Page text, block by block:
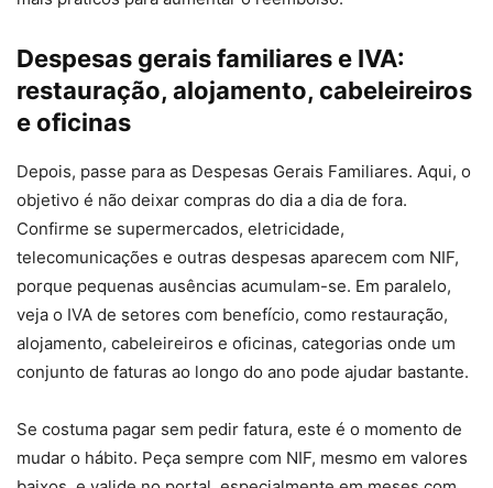
Despesas gerais familiares e IVA:
restauração, alojamento, cabeleireiros
e oficinas
Depois, passe para as Despesas Gerais Familiares. Aqui, o
objetivo é não deixar compras do dia a dia de fora.
Confirme se supermercados, eletricidade,
telecomunicações e outras despesas aparecem com NIF,
porque pequenas ausências acumulam-se. Em paralelo,
veja o IVA de setores com benefício, como restauração,
alojamento, cabeleireiros e oficinas, categorias onde um
conjunto de faturas ao longo do ano pode ajudar bastante.
Se costuma pagar sem pedir fatura, este é o momento de
mudar o hábito. Peça sempre com NIF, mesmo em valores